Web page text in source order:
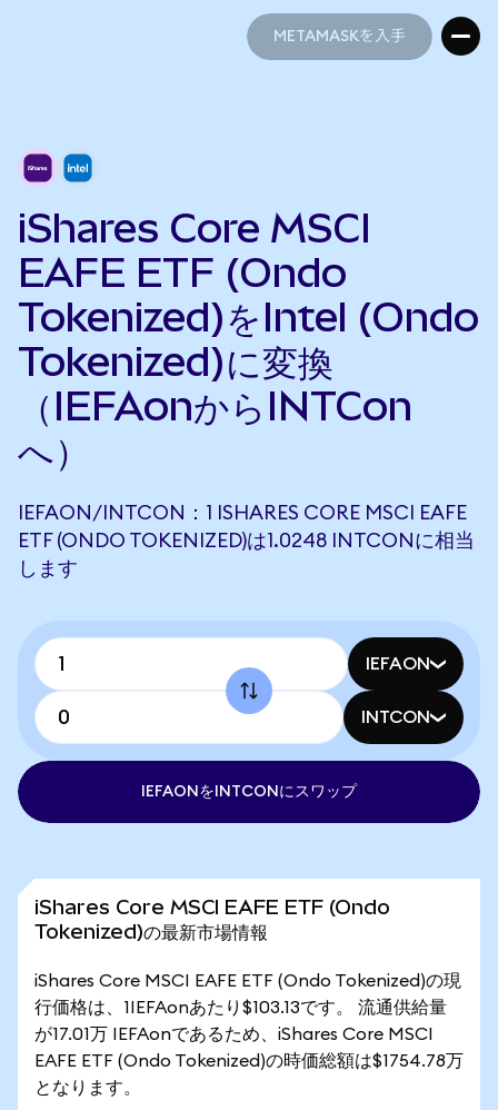
METAMASKを入手
iShares Core MSCI
EAFE ETF (Ondo
Tokenized)をIntel (Ondo
Tokenized)に変換
（IEFAonからINTCon
へ）
IEFAON/INTCON：1 ISHARES CORE MSCI EAFE
ETF (ONDO TOKENIZED)は1.0248 INTCONに相当
します
IEFAON
INTCON
IEFAONをINTCONにスワップ
iShares Core MSCI EAFE ETF (Ondo
Tokenized)の最新市場情報
iShares Core MSCI EAFE ETF (Ondo Tokenized)の現
行価格は、1IEFAonあたり$103.13です。 流通供給量
が17.01万 IEFAonであるため、iShares Core MSCI
EAFE ETF (Ondo Tokenized)の時価総額は$1754.78万
となります。